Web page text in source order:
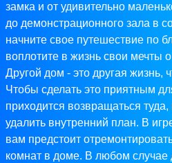
замка и от удивительно
до демонстрационного зала в
начните свое путешествие по
воплотите в жизнь свои мечты
Другой дом - это другая жизнь,
Чтобы сделать это приятным
приходится возвращаться
удалить внутренний план. В
вам предстоит
комнат в доме. В любом случае